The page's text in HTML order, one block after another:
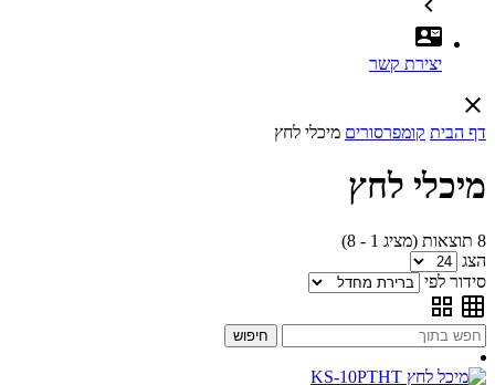
יצירת קשר
דף הבית קומפרסורים מיכלי לחץ
מיכלי לחץ
8 תוצאות (מציג 1 - 8)
הצג
סידור לפי
חיפוש